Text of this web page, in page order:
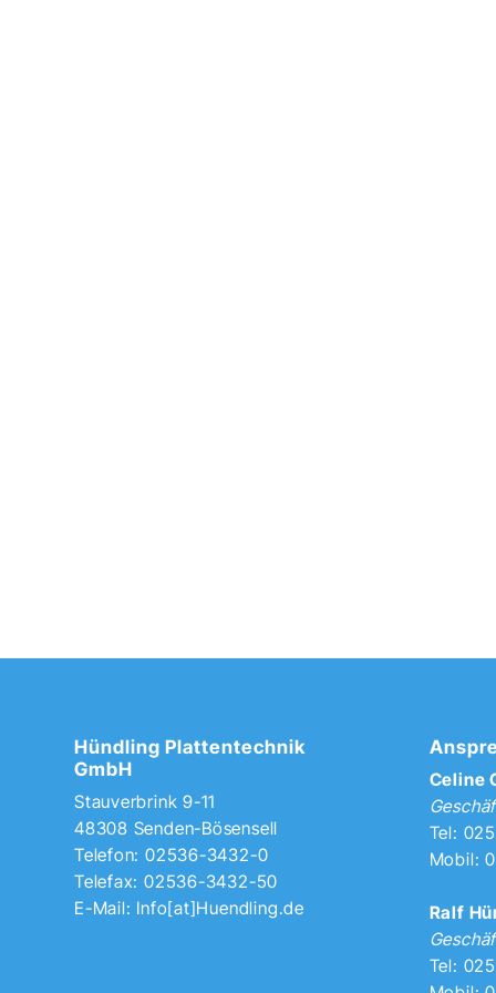
Hündling Plattentechnik
GmbH
Stauverbrink 9-11
48308 Senden-Bösensell
Telefon: 02536-3432-0
Telefax: 02536-3432-50
E-Mail: Info[at]Huendling.de
Celine
Tel:
Mobil:
Ralf
Tel: